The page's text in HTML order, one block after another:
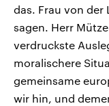
das. Frau von der
sagen. Herr
verdruckste
moralischere
gemeinsame
wir hin, und